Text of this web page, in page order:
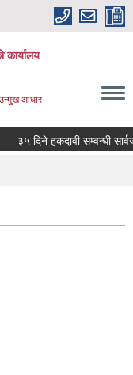
कार्यालय
आधार
३५ दिने हकदावी सम्वन्धी